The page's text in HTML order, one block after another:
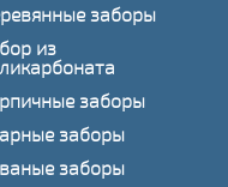
заборы
из
заборы
заборы
заборы